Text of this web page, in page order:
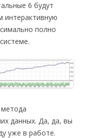
6 будут
полно
данных. Да, да, вы
уже в работе.